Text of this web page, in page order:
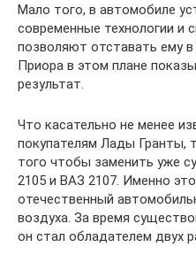
Мало того, в автомобиле
современные технологии и
позволяют отставать ему в
Приора в этом плане
результат.
Что касательно не менее
покупателям Лады Гранты,
того чтобы заменить уже
2105 и ВАЗ 2107. Именно
отечественный
воздуха. За время
он стал обладателем двух